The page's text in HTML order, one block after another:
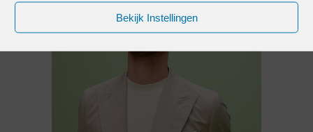
Bekijk Instellingen